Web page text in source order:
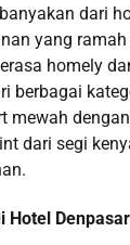
dari
yang
homely
berbagai
mewah
dari segi
Hotel Denpasar